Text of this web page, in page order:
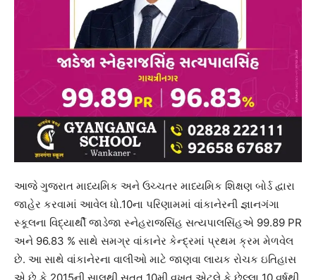
આજે ગુજરાત માધ્યમિક અને ઉચ્ચતર માધ્યમિક શિક્ષણ બોર્ડ દ્વારા
જાહેર કરવામાં આવેલ ધો.10ના પરિણામમાં વાંકાનેરની જ્ઞાનગંગા
સ્કૂલના વિદ્યાર્થી જાડેજા સ્નેહરાજસિંહ સત્યપાલસિંહએ 99.89 PR
અને 96.83 % સાથે સમગ્ર વાંકાનેર કેન્દ્રમાં પ્રથમ ક્રમ મેળવેલ
છે. આ સાથે વાંકાનેરના વાલીઓ માટે જાણવા લાયક રોચક ઇતિહાસ